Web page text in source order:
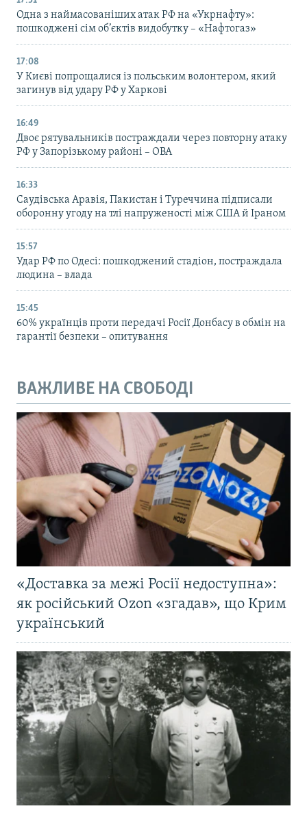
Одна з наймасованіших атак РФ на «Укрнафту»:
пошкоджені сім об’єктів видобутку – «Нафтогаз»
17:08
У Києві попрощалися із польським волонтером, який
загинув від удару РФ у Харкові
16:49
Двоє рятувальників постраждали через повторну атаку
РФ у Запорізькому районі – ОВА
16:33
Саудівська Аравія, Пакистан і Туреччина підписали
оборонну угоду на тлі напруженості між США й Іраном
15:57
Удар РФ по Одесі: пошкоджений стадіон, постраждала
людина – влада
15:45
60% українців проти передачі Росії Донбасу в обмін на
гарантії безпеки – опитування
ВАЖЛИВЕ НА СВОБОДІ
«Доставка за межі Росії недоступна»:
як російський Ozon «згадав», що Крим
український